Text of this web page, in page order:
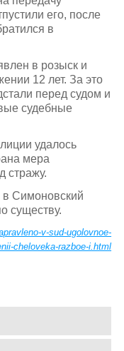
его, после
в
в розыск и
12 лет. За это
перед судом и
судебные
удалось
мера
стражу.
в Симоновский
существу.
v-sud-ugolovnoe-
cheloveka-razboe-i.html